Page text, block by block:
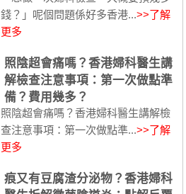
錢？」呢個問題係好多香港...>>了解
更多
照陰超會痛嗎？香港婦科醫生講
解檢查注意事項：第一次做點準
備？費用幾多？
照陰超會痛嗎？香港婦科醫生講解檢
查注意事項：第一次做點準...>>了解
更多
痕又有豆腐渣分泌物？香港婦科